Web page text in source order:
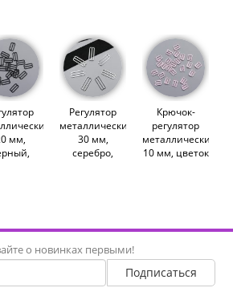
мм,
Регулятор
металлический,
30 мм,
серебро,
Крючок-
регулятор
металлический,
10 мм, цветок
о новинках первыми!